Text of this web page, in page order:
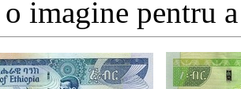
imagine pentru